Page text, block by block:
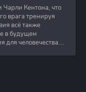
Кентона, что
врага тренируя
всё также
в будущем
для человечества.